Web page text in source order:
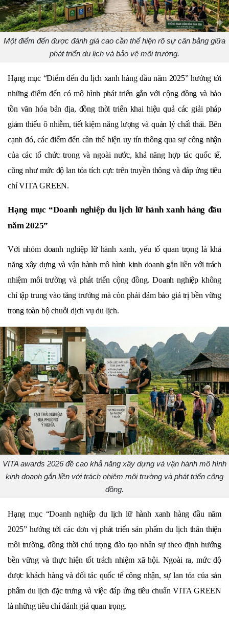
Một điểm đến được đánh giá cao cần thể hiện rõ sự cân bằng giữa
phát triển du lịch và bảo vệ môi trường.
Hạng mục “Điểm đến du lịch xanh hàng đầu năm 2025” hướng tới
những điểm đến có mô hình phát triển gắn với cộng đồng và bảo
tồn văn hóa bản địa, đồng thời triển khai hiệu quả các giải pháp
giảm thiểu ô nhiễm, tiết kiệm năng lượng và quản lý chất thải. Bên
cạnh đó, các điểm đến cần thể hiện uy tín thông qua sự công nhận
của các tổ chức trong và ngoài nước, khả năng hợp tác quốc tế,
cũng như mức độ lan tỏa tích cực trên truyền thông và đáp ứng tiêu
chí VITA GREEN.
Hạng mục “Doanh nghiệp du lịch lữ hành xanh hàng đầu
năm 2025”
Với nhóm doanh nghiệp lữ hành xanh, yếu tố quan trọng là khả
năng xây dựng và vận hành mô hình kinh doanh gắn liền với trách
nhiệm môi trường và phát triển cộng đồng. Doanh nghiệp không
chỉ tập trung vào tăng trưởng mà còn phải đảm bảo giá trị bền vững
trong toàn bộ chuỗi dịch vụ du lịch.
VITA awards 2026 đề cao khả năng xây dựng và vận hành mô hình
kinh doanh gắn liền với trách nhiệm môi trường và phát triển cộng
đồng.
Hạng mục “Doanh nghiệp du lịch lữ hành xanh hàng đầu năm
2025” hướng tới các đơn vị phát triển sản phẩm du lịch thân thiện
môi trường, đồng thời chú trọng đào tạo nhân sự theo định hướng
bền vững và thực hiện tốt trách nhiệm xã hội. Ngoài ra, mức độ
được khách hàng và đối tác quốc tế công nhận, sự lan tỏa của sản
phẩm du lịch đặc trưng và việc đáp ứng tiêu chuẩn VITA GREEN
là những tiêu chí đánh giá quan trọng.